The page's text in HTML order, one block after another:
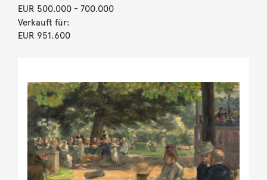
EUR 500.000- 700.000
Verkauft für:
EUR 951.600